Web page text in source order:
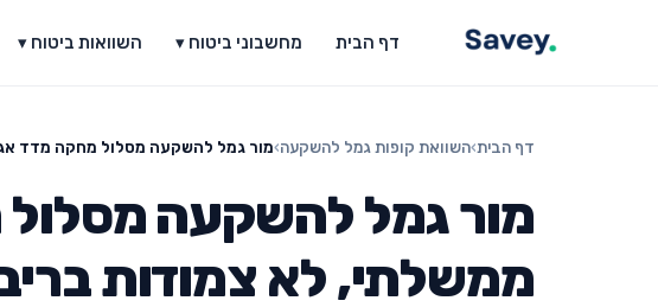
דף הבית מחשבוני ביטוח ▾ השוואות ביטוח ▾
דף הבית›השוואת קופות גמל להשקעה›מור גמל להשקעה מסלול מחקה מדד
מור גמל להשקעה
ממשלתי, לא צמודות